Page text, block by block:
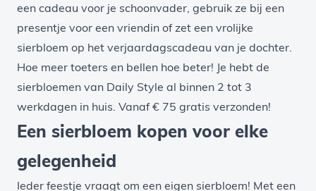
een cadeau voor je schoonvader, gebruik ze bij een
presentje voor een vriendin of zet een vrolijke
sierbloem op het verjaardagscadeau van je dochter.
Hoe meer toeters en bellen hoe beter! Je hebt de
sierbloemen van Daily Style al binnen 2 tot 3
werkdagen in huis. Vanaf € 75 gratis verzonden!
Een sierbloem kopen voor elke
gelegenheid
Ieder feestje vraagt om een eigen sierbloem! Met een